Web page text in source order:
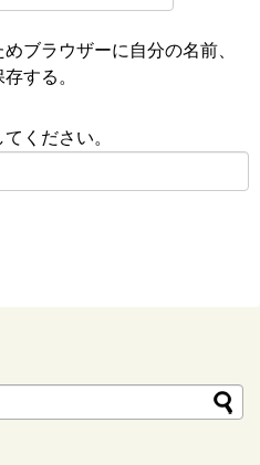
ブラウザーに自分の名前、
する。
ください。